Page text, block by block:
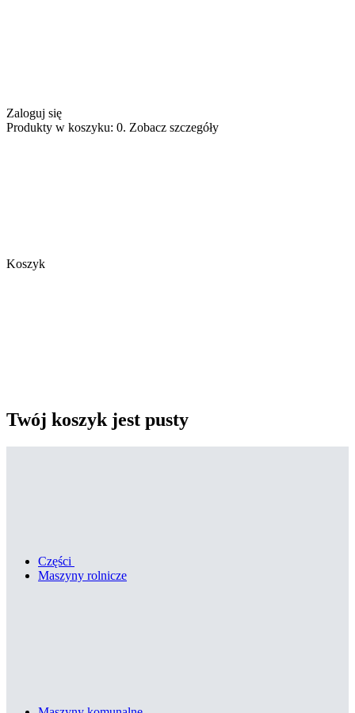
Zaloguj się
Produkty w koszyku: 0. Zobacz szczegóły
Koszyk
Twój koszyk jest pusty
Części
Maszyny rolnicze